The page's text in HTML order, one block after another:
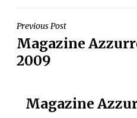
NAVIGAZIONE
ARTICOLI
Previous Post
Magazine
2009
Magazine